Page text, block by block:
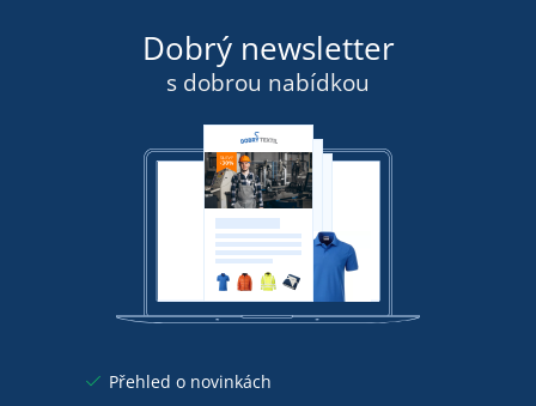
Dobrý newsletter
s dobrou nabídkou
Přehled o novinkách